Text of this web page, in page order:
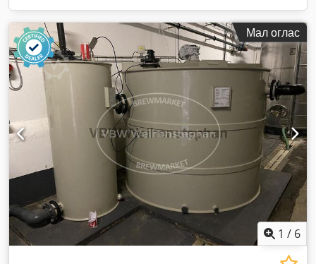
Мал оглас
1 / 6